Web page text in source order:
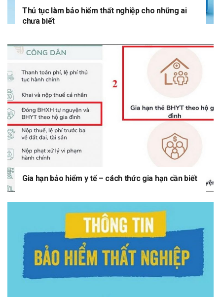
Thủ tục làm bảo hiểm thất nghiệp cho những ai
chưa biết
Gia hạn bảo hiểm y tế – cách thức gia hạn cần biết